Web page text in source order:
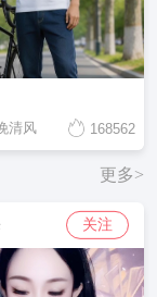
清风 168562
更多>
关注